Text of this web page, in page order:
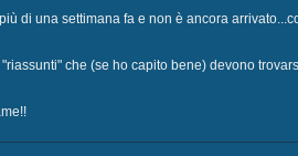
di una settimana fa e non è ancora
che (se ho capito bene) devono